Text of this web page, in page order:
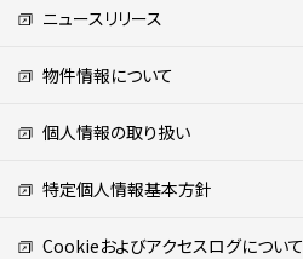
ニュースリリース
物件情報について
個人情報の取り扱い
特定個人情報基本方針
Cookieおよびアクセスログについて